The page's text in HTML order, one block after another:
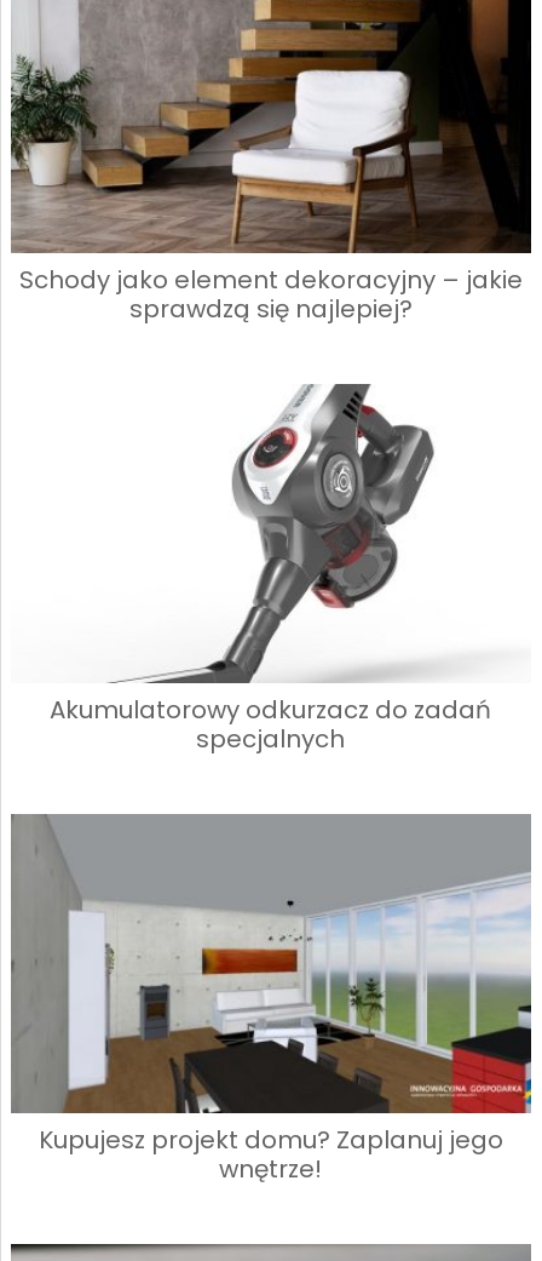
Schody jako element dekoracyjny – jakie
sprawdzą się najlepiej?
Akumulatorowy odkurzacz do zadań
specjalnych
Kupujesz projekt domu? Zaplanuj jego
wnętrze!